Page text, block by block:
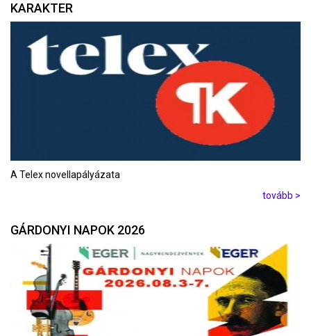
KARAKTER
A Telex novellapályázata
tovább >
GÁRDONYI NAPOK 2026